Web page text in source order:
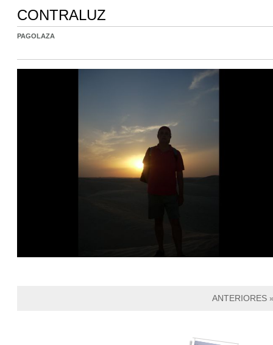
CONTRALUZ
PAGOLAZA
ANTERIORES